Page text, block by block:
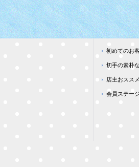
初めてのお
切手の素朴
店主おスス
会員ステー